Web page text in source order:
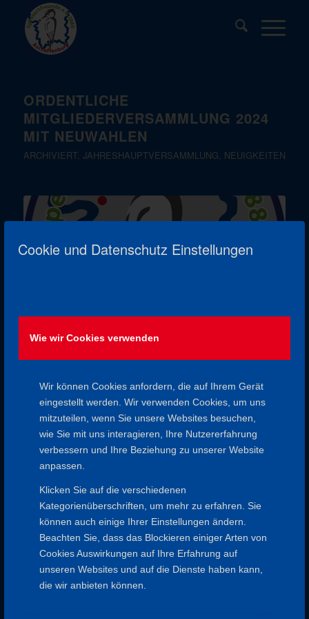
Cookie und Datenschutz Einstellungen
Wie wir Cookies verwenden
Wir können Cookies anfordern, die auf Ihrem Gerät
eingestellt werden. Wir verwenden Cookies, um uns
mitzuteilen, wenn Sie unsere Websites besuchen,
wie Sie mit uns interagieren, Ihre Nutzererfahrung
verbessern und Ihre Beziehung zu unserer Website
anpassen.
Klicken Sie auf die verschiedenen
Kategorienüberschriften, um mehr zu erfahren. Sie
können auch einige Ihrer Einstellungen ändern.
Beachten Sie, dass das Blockieren einiger Arten von
Cookies Auswirkungen auf Ihre Erfahrung auf
unseren Websites und auf die Dienste haben kann,
die wir anbieten können.
ORDENTLICHE
MITGLIEDERVERSAMMLUNG 2024
MIT NEUWAHLEN
ARCHIVIERT, JAHRESHAUPTVERSAMMLUNG, NEUIGKEITEN
09.05.2025 ab 19:00 im Bildungsbüro Pfaffengasse 7,
10. APRIL 2025 / VONUDO GROSS
Eintrag teilen